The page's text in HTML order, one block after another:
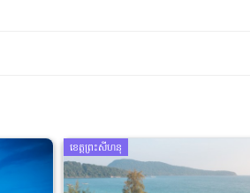
ខេត្តព្រះសីហនុ